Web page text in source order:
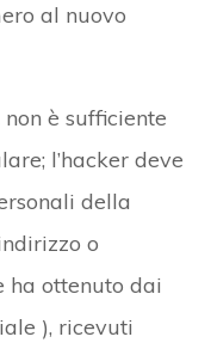
al nuovo
è sufficiente
l’hacker deve
della
o
ha ottenuto dai
), ricevuti